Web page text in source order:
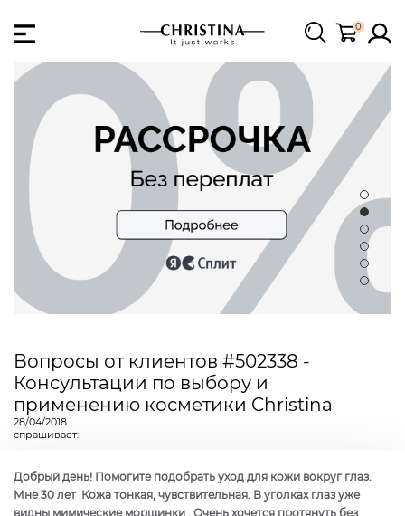
0
Вопросы от клиентов #502338 -
Консультации по выбору и
применению косметики Christina
28/04/2018
спрашивает:
Добрый день! Помогите подобрать уход для кожи вокруг глаз.
Мне 30 лет .Кожа тонкая, чувствительная. В уголках глаз уже
видны мимические морщинки . Очень хочется протянуть без